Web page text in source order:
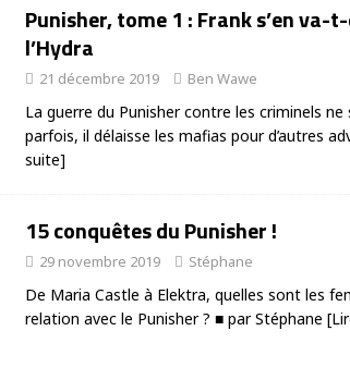
Punisher, tome 1 : Frank s’en va-
l’Hydra
21 décembre 2019 Ben Wawe
La guerre du Punisher contre les criminels ne
parfois, il délaisse les mafias pour d’autres
suite]
15 conquêtes du Punisher !
29 novembre 2019 Stéphane
De Maria Castle à Elektra, quelles sont les
relation avec le Punisher ? ■ par Stéphane